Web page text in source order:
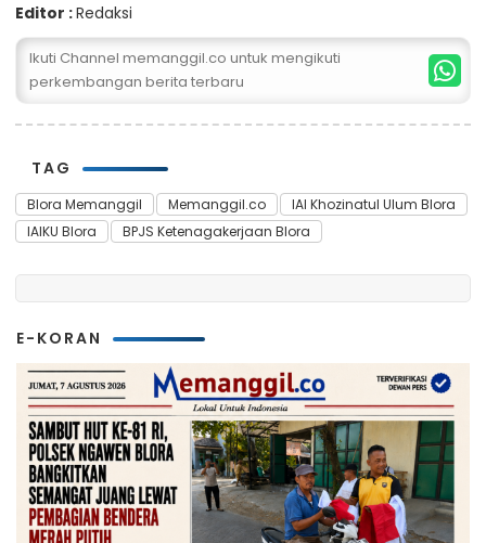
Editor :Redaksi
Ikuti Channel memanggil.co untuk mengikuti
perkembangan berita terbaru
TAG
Blora Memanggil Memanggil.co
IAI Khozinatul Ulum Blora
IAIKU Blora
BPJS Ketenagakerjaan Blora
E-KORAN